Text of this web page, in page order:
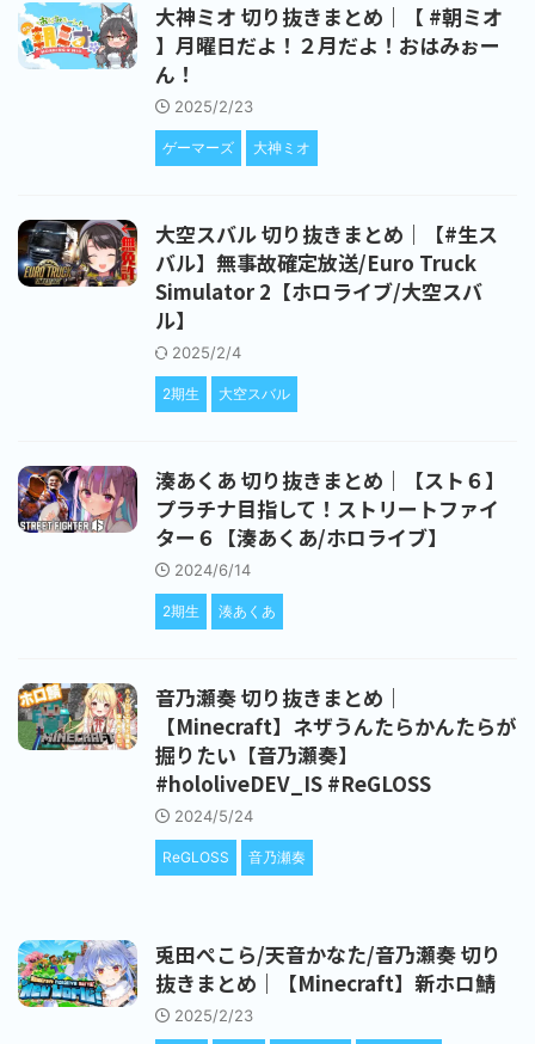
大神ミオ 切り抜きまとめ｜【 #朝ミオ
】月曜日だよ！２月だよ！おはみぉー
ん！
2025/2/23
ゲーマーズ 大神ミオ
大空スバル 切り抜きまとめ｜【#生ス
バル】無事故確定放送/Euro Truck
Simulator 2【ホロライブ/大空スバ
ル】
2025/2/4
2期生 大空スバル
湊あくあ 切り抜きまとめ｜【スト６】
プラチナ目指して！ストリートファイ
ター６【湊あくあ/ホロライブ】
2024/6/14
2期生 湊あくあ
音乃瀬奏 切り抜きまとめ｜
【Minecraft】ネザうんたらかんたらが
掘りたい【音乃瀬奏】
#hololiveDEV_IS #ReGLOSS
2024/5/24
ReGLOSS 音乃瀬奏
兎田ぺこら/天音かなた/音乃瀬奏 切り
抜きまとめ｜【Minecraft】新ホロ鯖
2025/2/23